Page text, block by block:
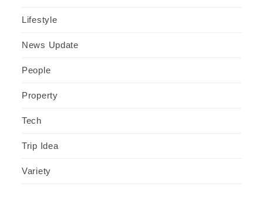
Lifestyle
News Update
People
Property
Tech
Trip Idea
Variety